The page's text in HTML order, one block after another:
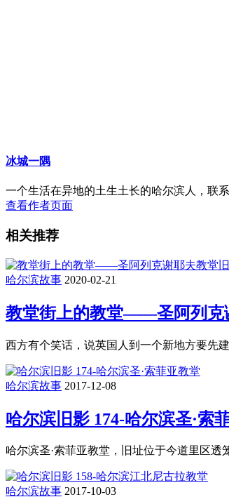
冰城一隅
一个生活在异地的土生土长的哈尔滨人，联
查看作者页面
相关推荐
哈尔滨故事 2020-02-21
教堂街上的教堂——圣阿列克
西方有个笑话，说英国人到一个新地方要先
哈尔滨故事 2017-12-08
哈尔滨旧影 174-哈尔滨圣·索
哈尔滨圣·索菲亚教堂，旧址位于今道里区
哈尔滨故事 2017-10-03